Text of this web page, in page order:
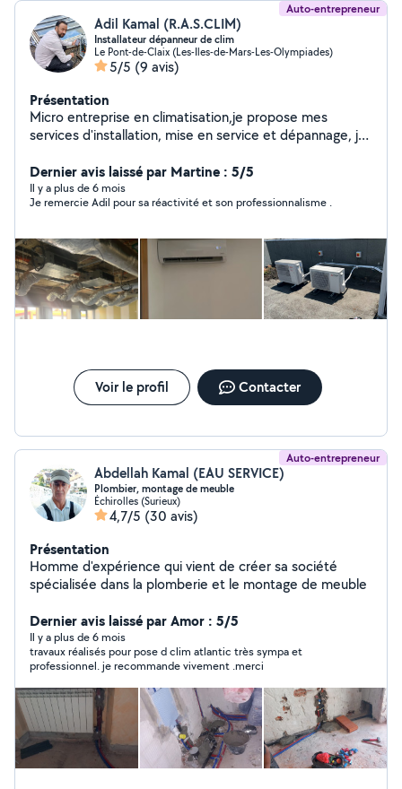
Auto-entrepreneur
Adil Kamal (R.A.S.CLIM)
Installateur dépanneur de clim
Le Pont-de-Claix (Les-Iles-de-Mars-Les-Olympiades)
5/5 (9 avis)
Présentation
Micro entreprise en climatisation,je propose mes
services d'installation, mise en service et dépannage, je
manipulation des fluides catégorie 1 (la plus élevée) et
électricité, mon entreprise a l'attestation de capacité
pour pouvoir exercer en toute légalité et vous délivrer
Je peux vous proposer des prix de climatiseur défiant
toute concurrence et un travail respectant les normes
et la réglementation. N'hésitez pas à me contacter
même pour des simples renseignements.
Dernier avis laissé par Martine : 5/5
Il y a plus de 6 mois
Je remercie Adil pour sa réactivité et son professionnalisme .
Voir le profil Contacter
Auto-entrepreneur
Abdellah Kamal (EAU SERVICE)
Plombier, montage de meuble
Échirolles (Surieux)
4,7/5 (30 avis)
Présentation
Homme d'expérience qui vient de créer sa société
spécialisée dans la plomberie et le montage de meuble
Dernier avis laissé par Amor : 5/5
Il y a plus de 6 mois
travaux réalisés pour pose d clim atlantic très sympa et
professionnel. je recommande vivement .merci